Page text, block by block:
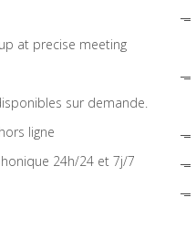
at precise meeting
sur demande.
ligne
24h/24 et 7j/7